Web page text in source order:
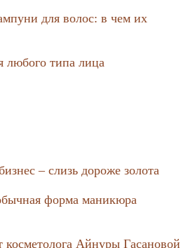
для волос: в чем их
любого типа лица
– слизь дороже золота
форма маникюра
Айнуры Гасановой